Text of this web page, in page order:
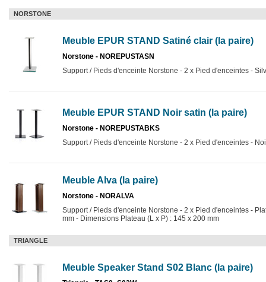
NORSTONE
Meuble EPUR STAND Satiné clair (la paire)
Norstone - NOREPUSTASN
Support / Pieds d'enceinte Norstone - 2 x Pied d'enceintes -
Meuble EPUR STAND Noir satin (la paire)
Norstone - NOREPUSTABKS
Support / Pieds d'enceinte Norstone - 2 x Pied d'enceintes -
Meuble Alva (la paire)
Norstone - NORALVA
Support / Pieds d'enceinte Norstone - 2 x Pied d'enceintes -
mm - Dimensions Plateau (L x P) : 145 x 200 mm
TRIANGLE
Meuble Speaker Stand S02 Blanc (la paire)